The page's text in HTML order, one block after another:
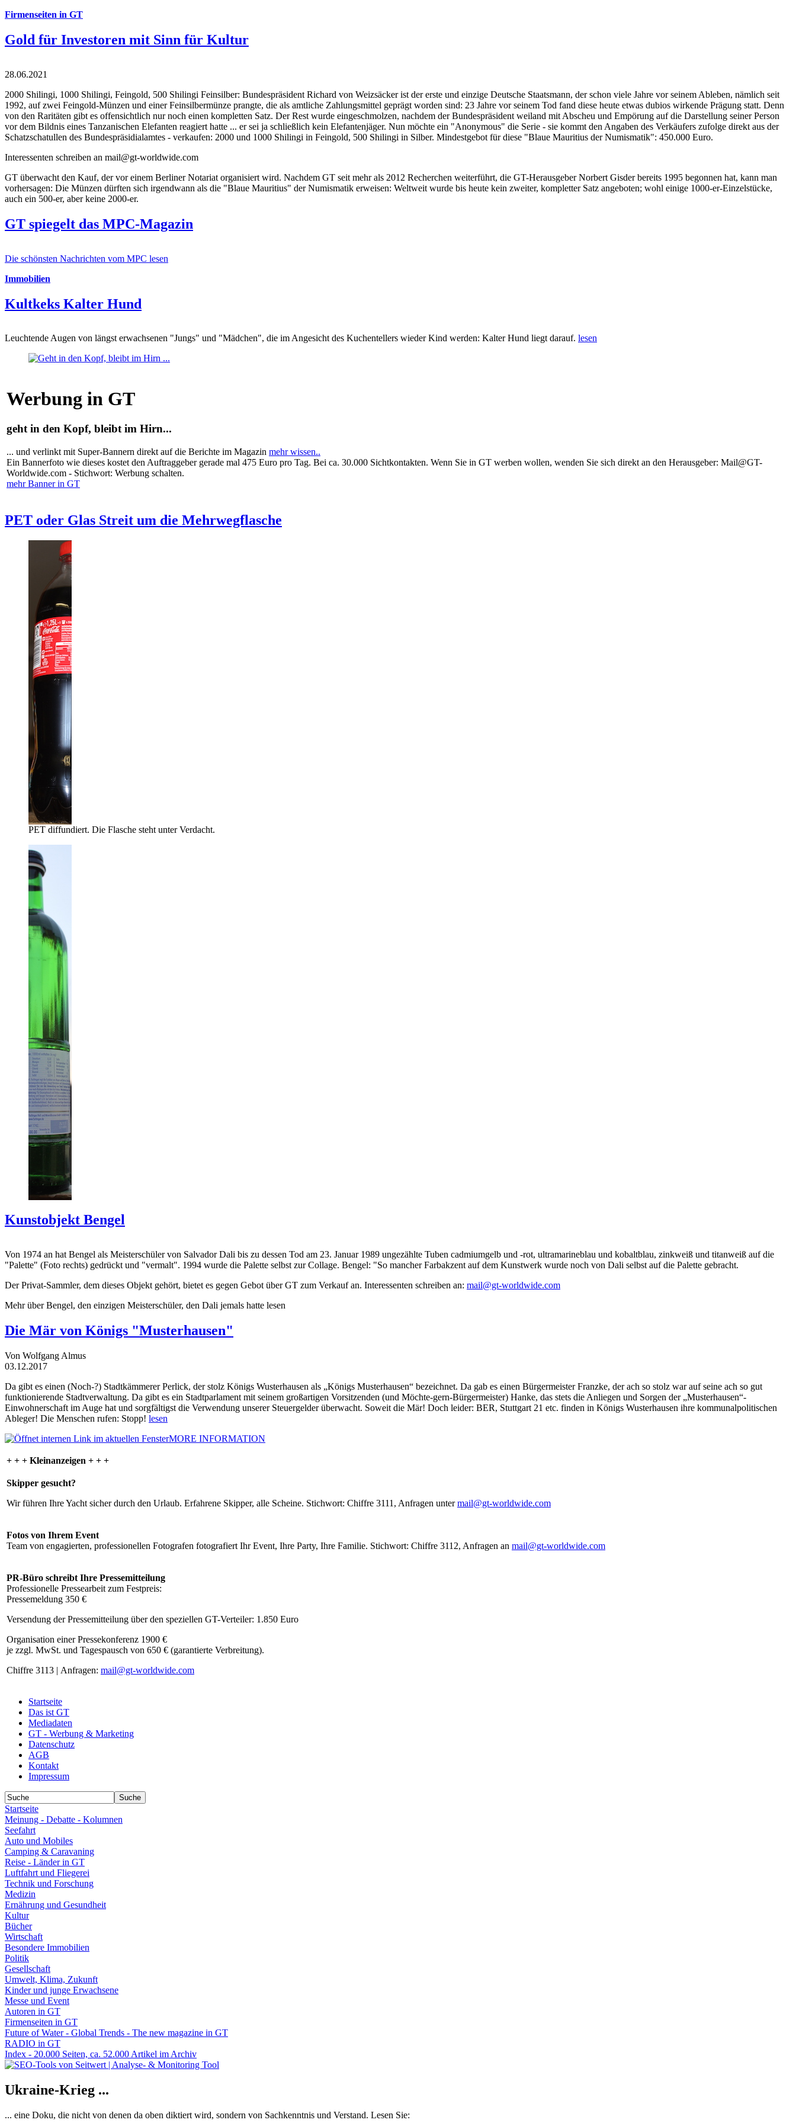
Firmenseiten in GT
Gold für Investoren mit Sinn für Kultur
28.06.2021
2000 Shilingi, 1000 Shilingi, Feingold, 500 Shilingi Feinsilber: Bundespräsident Richard von Weizsäcker ist der erste und einzige Deutsche Staatsmann, der schon viele Jahre vor seinem Ableben, nämlich seit
1992, auf zwei Feingold-Münzen und einer Feinsilbermünze prangte, die als amtliche Zahlungsmittel geprägt worden sind: 23 Jahre vor seinem Tod fand diese heute etwas dubios wirkende Prägung statt. Denn
von den Raritäten gibt es offensichtlich nur noch einen kompletten Satz. Der Rest wurde eingeschmolzen, nachdem der Bundespräsident weiland mit Abscheu und Empörung auf die Darstellung seiner Person
vor dem Bildnis eines Tanzanischen Elefanten reagiert hatte ... er sei ja schließlich kein Elefantenjäger. Nun möchte ein "Anonymous" die Serie - sie kommt den Angaben des Verkäufers zufolge direkt aus der
Schatzschatullen des Bundespräsidialamtes - verkaufen: 2000 und 1000 Shilingi in Feingold, 500 Shilingi in Silber. Mindestgebot für diese "Blaue Mauritius der Numismatik": 450.000 Euro.
Interessenten schreiben an mail@gt-worldwide.com
GT überwacht den Kauf, der vor einem Berliner Notariat organisiert wird. Nachdem GT seit mehr als 2012 Recherchen weiterführt, die GT-Herausgeber Norbert Gisder bereits 1995 begonnen hat, kann man
vorhersagen: Die Münzen dürften sich irgendwann als die "Blaue Mauritius" der Numismatik erweisen: Weltweit wurde bis heute kein zweiter, kompletter Satz angeboten; wohl einige 1000-er-Einzelstücke,
auch ein 500-er, aber keine 2000-er.
GT spiegelt das MPC-Magazin
Die schönsten Nachrichten vom MPC lesen
Immobilien
Kultkeks Kalter Hund
Leuchtende Augen von längst erwachsenen "Jungs" und "Mädchen", die im Angesicht des Kuchentellers wieder Kind werden: Kalter Hund liegt darauf. lesen
Werbung in GT
geht in den Kopf, bleibt im Hirn...
... und verlinkt mit Super-Bannern direkt auf die Berichte im Magazin mehr wissen..
Ein Bannerfoto wie dieses kostet den Auftraggeber gerade mal 475 Euro pro Tag. Bei ca. 30.000 Sichtkontakten. Wenn Sie in GT werben wollen, wenden Sie sich direkt an den Herausgeber: Mail@GT-
Worldwide.com - Stichwort: Werbung schalten.
mehr Banner in GT
PET oder Glas Streit um die Mehrwegflasche
PET diffundiert. Die Flasche steht unter Verdacht.
Kunstobjekt Bengel
Von 1974 an hat Bengel als Meisterschüler von Salvador Dali bis zu dessen Tod am 23. Januar 1989 ungezählte Tuben cadmiumgelb und -rot, ultramarineblau und kobaltblau, zinkweiß und titanweiß auf die
"Palette" (Foto rechts) gedrückt und "vermalt". 1994 wurde die Palette selbst zur Collage. Bengel: "So mancher Farbakzent auf dem Kunstwerk wurde noch von Dali selbst auf die Palette gebracht.
Der Privat-Sammler, dem dieses Objekt gehört, bietet es gegen Gebot über GT zum Verkauf an. Interessenten schreiben an: mail@gt-worldwide.com
Mehr über Bengel, den einzigen Meisterschüler, den Dali jemals hatte lesen
Die Mär von Königs "Musterhausen"
Von Wolfgang Almus
03.12.2017
Da gibt es einen (Noch-?) Stadtkämmerer Perlick, der stolz Königs Wusterhausen als „Königs Musterhausen“ bezeichnet. Da gab es einen Bürgermeister Franzke, der ach so stolz war auf seine ach so gut
funktionierende Stadtverwaltung. Da gibt es ein Stadtparlament mit seinem großartigen Vorsitzenden (und Möchte-gern-Bürgermeister) Hanke, das stets die Anliegen und Sorgen der „Musterhausen“-
Einwohnerschaft im Auge hat und sorgfältigst die Verwendung unserer Steuergelder überwacht. Soweit die Mär! Doch leider: BER, Stuttgart 21 etc. finden in Königs Wusterhausen ihre kommunalpolitischen
Ableger! Die Menschen rufen: Stopp! lesen
MORE INFORMATION
+ + + Kleinanzeigen + + +
Skipper gesucht?
Wir führen Ihre Yacht sicher durch den Urlaub. Erfahrene Skipper, alle Scheine. Stichwort: Chiffre 3111, Anfragen untermail@gt-worldwide.com
Fotos von Ihrem Event
Team von engagierten, professionellen Fotografen fotografiert Ihr Event, Ihre Party, Ihre Familie. Stichwort: Chiffre 3112, Anfragen an mail@gt-worldwide.com
PR-Büro schreibt Ihre Pressemitteilung
Professionelle Pressearbeit zum Festpreis:
Pressemeldung 350 €
Versendung der Pressemitteilung über den speziellen GT-Verteiler: 1.850 Euro
Organisation einer Pressekonferenz 1900 €
je zzgl. MwSt. und Tagespausch von 650 € (garantierte Verbreitung).
Chiffre 3113 | Anfragen: mail@gt-worldwide.com
Startseite
Das ist GT
Mediadaten
GT - Werbung & Marketing
Datenschutz
AGB
Kontakt
Impressum
Startseite
Meinung - Debatte - Kolumnen
Seefahrt
Auto und Mobiles
Camping & Caravaning
Reise - Länder in GT
Luftfahrt und Fliegerei
Technik und Forschung
Medizin
Ernährung und Gesundheit
Kultur
Bücher
Wirtschaft
Besondere Immobilien
Politik
Gesellschaft
Umwelt, Klima, Zukunft
Kinder und junge Erwachsene
Messe und Event
Autoren in GT
Firmenseiten in GT
Future of Water - Global Trends - The new magazine in GT
RADIO in GT
Index - 20.000 Seiten, ca. 52.000 Artikel im Archiv
Ukraine-Krieg ...
... eine Doku, die nicht von denen da oben diktiert wird, sondern von Sachkenntnis und Verstand. Lesen Sie: